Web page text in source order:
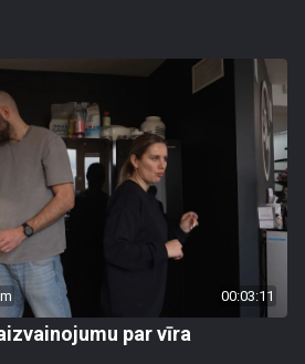
00:03:11
par vīra